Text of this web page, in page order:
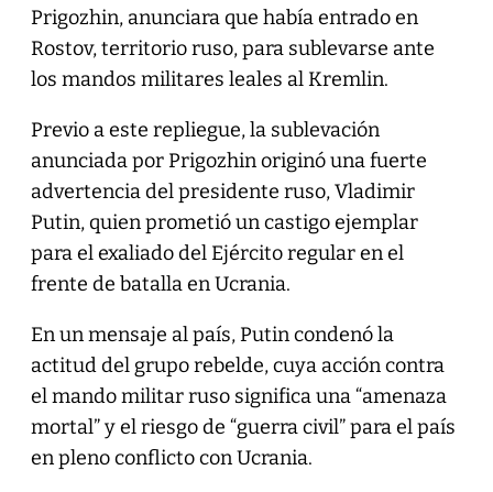
Prigozhin, anunciara que había entrado en
Rostov, territorio ruso, para sublevarse ante
los mandos militares leales al Kremlin.
Previo a este repliegue, la sublevación
anunciada por Prigozhin originó una fuerte
advertencia del presidente ruso, Vladimir
Putin, quien prometió un castigo ejemplar
para el exaliado del Ejército regular en el
frente de batalla en Ucrania.
En un mensaje al país, Putin condenó la
actitud del grupo rebelde, cuya acción contra
el mando militar ruso significa una “amenaza
mortal” y el riesgo de “guerra civil” para el país
en pleno conflicto con Ucrania.